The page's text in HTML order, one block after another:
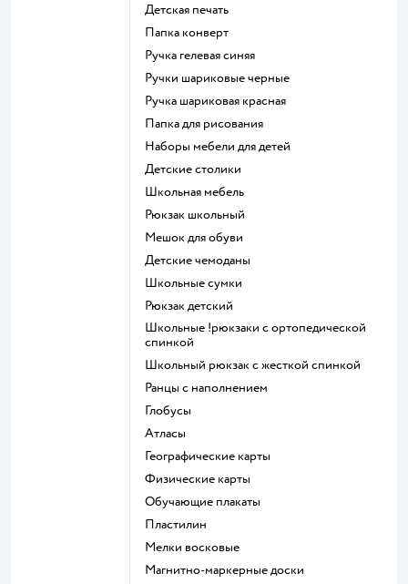
Детская печать
Папка конверт
Ручка гелевая синяя
Ручки шариковые черные
Ручка шариковая красная
Папка для рисования
Наборы мебели для детей
Детские столики
Школьная мебель
Рюкзак школьный
Мешок для обуви
Детские чемоданы
Школьные сумки
Рюкзак детский
Школьные !рюкзаки с ортопедической
спинкой
Школьный рюкзак с жесткой спинкой
Ранцы с наполнением
Глобусы
Атласы
Географические карты
Физические карты
Обучающие плакаты
Пластилин
Мелки восковые
Магнитно-маркерные доски